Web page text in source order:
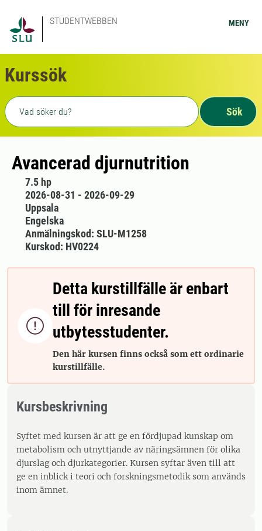
STUDENTWEBBEN MENY
Kurssök
Fritext sökning
Sök
Avancerad djurnutrition
7.5 hp
2026-08-31 - 2026-09-29
Uppsala
Engelska
Anmälningskod: SLU-M1258
Kurskod: HV0224

Detta kurstillfälle är enbart
till för inresande
utbytesstudenter.
Den här kursen finns också som ett ordinarie
kurstillfälle.
Kursbeskrivning
Syftet med kursen är att ge en fördjupad kunskap om
metabolism och utnyttjande av näringsämnen för olika
djurslag och djurkategorier. Kursen syftar även till att
ge en inblick i teori och forskningsmetodik som används
inom ämnet.